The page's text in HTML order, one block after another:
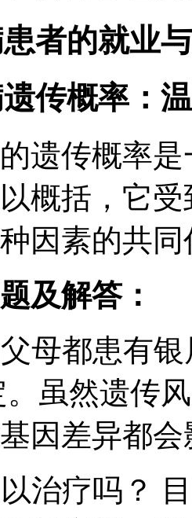
者的就业
传概率：
遗传概率
概括，它
因素的共同
及解答：
母都患有
虽然遗传
因差异都
治疗吗？